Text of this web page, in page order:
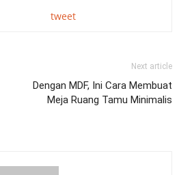
tweet
Next article
Dengan MDF, Ini Cara Membuat
Meja Ruang Tamu Minimalis